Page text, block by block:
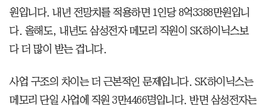
원입니다. 내년 전망치를 적용하면 1인당 8억3388만원입니
다. 올해도, 내년도 삼성전자 메모리 직원이 SK하이닉스보
다 더 많이 받는 겁니다.
사업 구조의 차이는 더 근본적인 문제입니다. SK하이닉스는
메모리 단일 사업에 직원 3만4466명입니다. 반면 삼성전자는